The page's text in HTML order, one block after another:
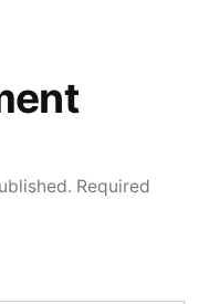
Required